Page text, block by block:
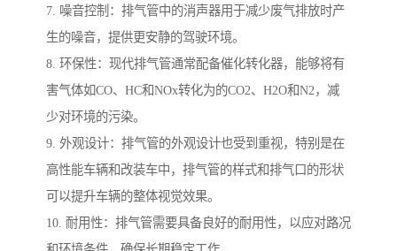
7. 噪音控制：排气管中的消声器用于减少废气排放时产
生的噪音，提供更安静的驾驶环境。
8. 环保性：现代排气管通常配备催化转化器，能够将有
害气体如CO、HC和NOx转化为的CO2、H2O和N2，减
少对环境的污染。
9. 外观设计：排气管的外观设计也受到重视，特别是在
高性能车辆和改装车中，排气管的样式和排气口的形状
可以提升车辆的整体视觉效果。
10. 耐用性：排气管需要具备良好的耐用性，以应对路况